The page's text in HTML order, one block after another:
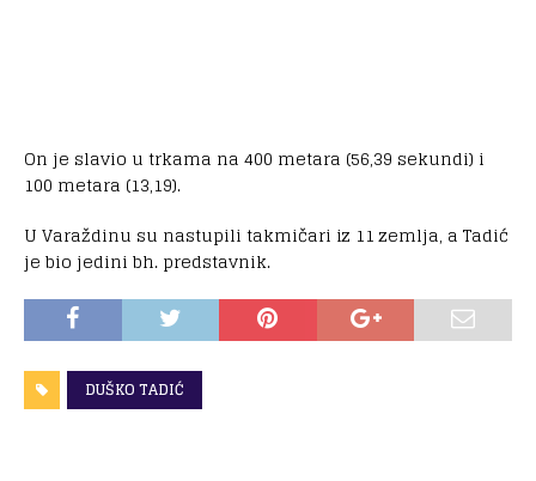
On je slavio u trkama na 400 metara (56,39 sekundi) i
100 metara (13,19).
U Varaždinu su nastupili takmičari iz 11 zemlja, a Tadić
je bio jedini bh. predstavnik.
DUŠKO TADIĆ